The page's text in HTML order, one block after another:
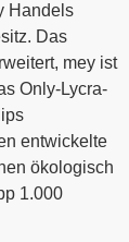
Handels
Das
mey ist
Only-Lycra-
entwickelte
ökologisch
1.000